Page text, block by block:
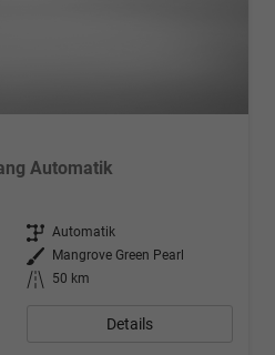
Automatik
Getriebe Automatik
Außenfarbe
Mangrove Green Pearl
Kilometerstand 50 km
Details